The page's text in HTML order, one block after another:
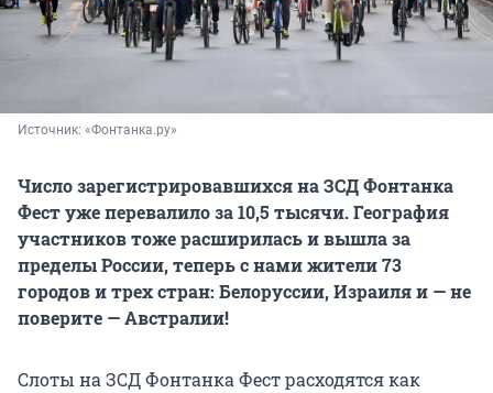
Источник: «Фонтанка.ру»
Число зарегистрировавшихся на ЗСД Фонтанка
Фест уже перевалило за 10,5 тысячи. География
участников тоже расширилась и вышла за
пределы России, теперь с нами жители 73
городов и трех стран: Белоруссии, Израиля и — не
поверите — Австралии!
Слоты на ЗСД Фонтанка Фест расходятся как